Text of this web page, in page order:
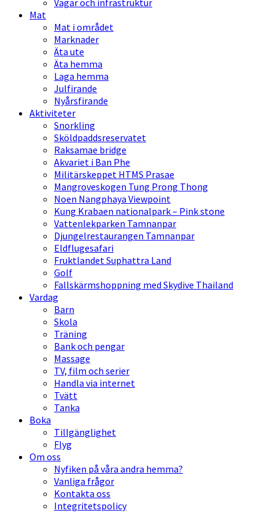
Vägar och infrastruktur
Mat
Mat i området
Marknader
Äta ute
Äta hemma
Laga hemma
Julfirande
Nyårsfirande
Aktiviteter
Snorkling
Sköldpaddsreservatet
Raksamae bridge
Akvariet i Ban Phe
Militärskeppet HTMS Prasae
Mangroveskogen Tung Prong Thong
Noen Nangphaya Viewpoint
Kung Krabaen nationalpark – Pink stone
Vattenlekparken Tamnanpar
Djungelrestaurangen Tamnanpar
Eldflugesafari
Fruktlandet Suphattra Land
Golf
Fallskärmshoppning med Skydive Thailand
Vardag
Barn
Skola
Träning
Bank och pengar
Massage
TV, film och serier
Handla via internet
Tvätt
Tanka
Boka
Tillgänglighet
Flyg
Om oss
Nyfiken på våra andra hemma?
Vanliga frågor
Kontakta oss
Integritetspolicy